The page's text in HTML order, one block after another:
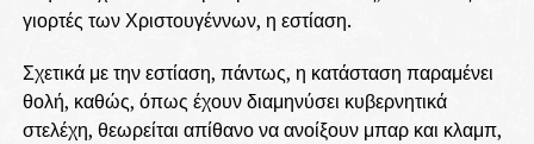
γιορτές των Χριστουγέννων, η εστίαση.
Σχετικά με την εστίαση, πάντως, η κατάσταση παραμένει
θολή, καθώς, όπως έχουν διαμηνύσει κυβερνητικά
στελέχη, θεωρείται απίθανο να ανοίξουν μπαρ και κλαμπ,